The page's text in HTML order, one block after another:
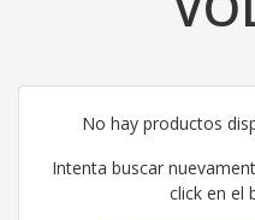
No hay productos
Intenta buscar
click en el